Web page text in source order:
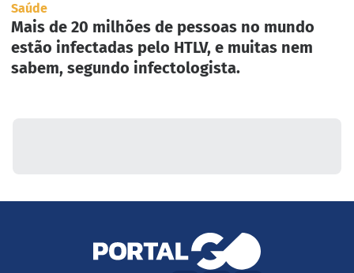
Saúde
Mais de 20 milhões de pessoas no mundo
estão infectadas pelo HTLV, e muitas nem
sabem, segundo infectologista.